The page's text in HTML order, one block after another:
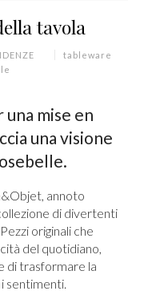
tavola
tableware
una mise en
una visione
annoto
di divertenti
originali che
del quotidiano,
di trasformare la
sentimenti.